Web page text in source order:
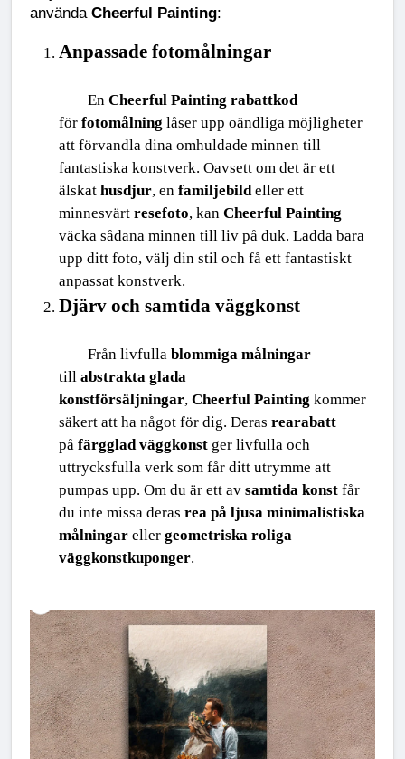
använda Cheerful Painting:
Anpassade fotomålningar
En Cheerful Painting rabattkod
för fotomålning låser upp oändliga möjligheter
att förvandla dina omhuldade minnen till
fantastiska konstverk. Oavsett om det är ett
älskat husdjur, en familjebild eller ett
minnesvärt resefoto, kan Cheerful Painting
väcka sådana minnen till liv på duk. Ladda bara
upp ditt foto, välj din stil och få ett fantastiskt
anpassat konstverk.
Djärv och samtida väggkonst
Från livfulla blommiga målningar
till abstrakta glada
konstförsäljningar, Cheerful Painting kommer
säkert att ha något för dig. Deras rearabatt
på färgglad väggkonst ger livfulla och
uttrycksfulla verk som får ditt utrymme att
pumpas upp. Om du är ett av samtida konst får
du inte missa deras rea på ljusa minimalistiska
målningar eller geometriska roliga
väggkonstkuponger.